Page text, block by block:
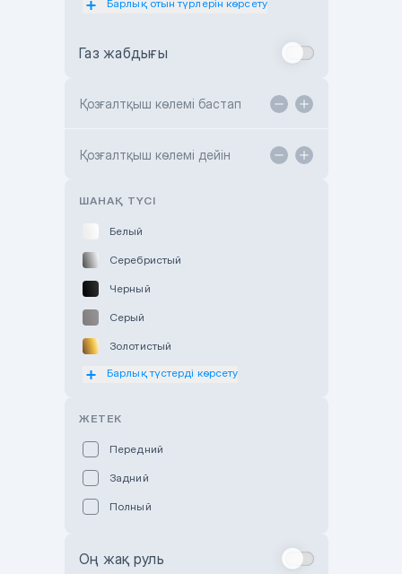
Toyota Astana
TANK Motors Karaganda
Барлық отын түрлерін көрсету
Газ жабдығы
Қозғалтқыш көлемі бастап
Қозғалтқыш көлемі дейін
ШАНАҚ ТҮСІ
Белый
Серебристый
Черный
Серый
Золотистый
Оранжевый
Барлық түстерді көрсету
ЖЕТЕК
Передний
Задний
Полный
Оң жақ руль